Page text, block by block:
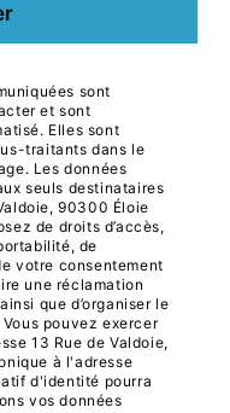
sont
et sont
Elles sont
traitants dans le
Les données
seuls destinataires
90300 Éloie
de droits d’accès,
de
votre consentement
une réclamation
que d’organiser le
pouvez exercer
13 Rue de Valdoie,
à l'adresse
d'identité pourra
vos données